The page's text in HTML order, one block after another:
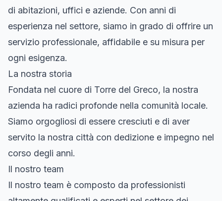
di abitazioni, uffici e aziende. Con anni di
esperienza nel settore, siamo in grado di offrire un
servizio professionale, affidabile e su misura per
ogni esigenza.
La nostra storia
Fondata nel cuore di Torre del Greco, la nostra
azienda ha radici profonde nella comunità locale.
Siamo orgogliosi di essere cresciuti e di aver
servito la nostra città con dedizione e impegno nel
corso degli anni.
Il nostro team
Il nostro team è composto da professionisti